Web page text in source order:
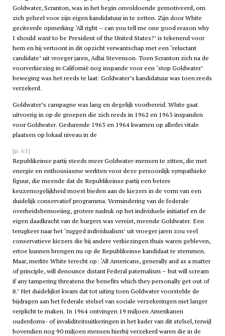
Goldwater, Scranton, was in het begin onvoldoende gemotiveerd, om
zich geheel voor zijn eigen kandidatuur in te zetten. Zijn door White
geciteerde opmerking ‘All right – can you tell me one good reason why
I should wantto be President of the United States?’ is tekenend voor
hem en hij vertoont in dit opzicht verwantschap met een ‘reluctant
candidate’ uit vroeger jaren, Adlai Stevenson. Toen Scranton zich na de
voorverkiezing in Californië nog inspande voor een ‘stop Goldwater’
beweging was het reeds te laat: Goldwater’s kandidatuur was toen reeds
verzekerd.
Goldwater’s campagne was lang en degelijk voorbereid. White gaat
uitvoerig in op de groepen die zich reeds in 1962 en 1963 inspanden
voor Goldwater. Gedurende 1963 en 1964 kwamen op allerlei vitale
plaatsen op lokaal niveau in de
[p. 61]
Republikeinse partij steeds meer Goldwater-mensen te zitten, die met
energie en enthousiasme werkten voor deze persoonlijk sympathieke
figuur, die meende dat de Republikeinse partij een betere
keuzemogelijkheid moest bieden aan de kiezers in de vorm van een
duidelijk conservatief programma. Vermindering van de federale
overheidsbemoeiing, grotere nadruk op het individuele initiatief en de
eigen daadkracht van de burgers was vereist, meende Goldwater. Een
terugkeer naar het ‘rugged individualism’ uit vroeger jaren zou veel
conservatieve kiezers die bij andere verkiezingen thuis waren gebleven,
ertoe kunnen brengen nu op de Republikeinse kandidaat te stemmen.
Maar, merkte White terecht op: ‘All Americans, generally and as a matter
of principle, will denounce distant Federal paternalism – but will scream
if any tampering threatens the benefits which they personally get out of
it.’ Het duidelijkst kwam dat tot uiting toen Goldwater voorstelde de
bijdragen aan het federale stelsel van sociale verzekeringen niet langer
verplicht te maken. In 1964 ontvingen 19 miljoen Amerikanen
ouderdoms- of invaliditeitsuitkeringen in het kader van dit stelsel, terwijl
bovendien nog 90 miljoen mensen hierbij verzekerd waren die in de